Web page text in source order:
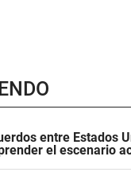
entre Estados
el escenario